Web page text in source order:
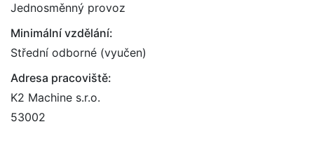
Jednosměnný provoz
Minimální vzdělání:
Střední odborné (vyučen)
Adresa pracoviště:
K2 Machine s.r.o.
53002